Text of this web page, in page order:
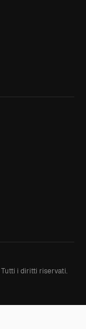
Tutti i diritti riservati.